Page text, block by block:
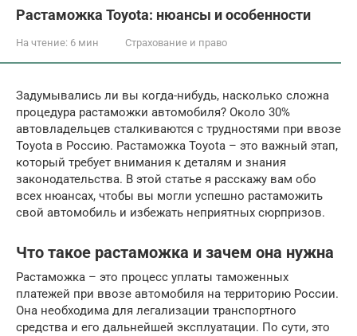
Растаможка Toyota: нюансы и особенности
На чтение: 6 мин Страхование и право
Задумывались ли вы когда-нибудь, насколько сложна
процедура растаможки автомобиля? Около 30%
автовладельцев сталкиваются с трудностями при ввозе
Toyota в Россию. Растаможка Toyota – это важный этап,
который требует внимания к деталям и знания
законодательства. В этой статье я расскажу вам обо
всех нюансах, чтобы вы могли успешно растаможить
свой автомобиль и избежать неприятных сюрпризов.
Что такое растаможка и зачем она нужна
Растаможка – это процесс уплаты таможенных
платежей при ввозе автомобиля на территорию России.
Она необходима для легализации транспортного
средства и его дальнейшей эксплуатации. По сути, это